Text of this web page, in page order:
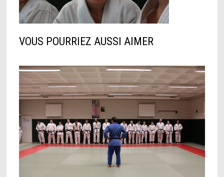
VOUS POURRIEZ AUSSI AIMER